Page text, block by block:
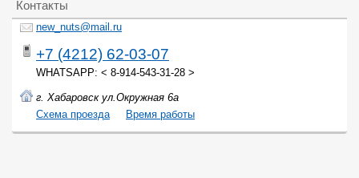
Контакты
new_nuts@mail.ru
+7 (4212) 62-03-07
WHATSAPP: < 8-914-543-31-28 >
г. Хабаровск ул.Окружная 6а
Cхема проезда
Время работы